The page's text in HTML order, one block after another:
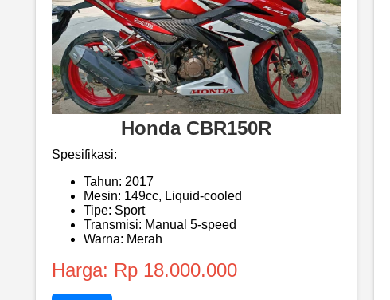
Honda CBR150R
Spesifikasi:
Tahun: 2017
Mesin: 149cc, Liquid-cooled
Tipe: Sport
Transmisi: Manual 5-speed
Warna: Merah
Harga: Rp 18.000.000